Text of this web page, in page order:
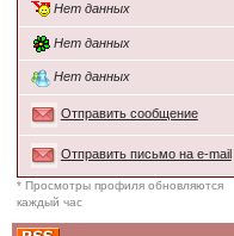
Нет данных
Нет данных
Нет данных
Отправить сообщение
Отправить письмо на e-mail
* Просмотры профиля обновляются
каждый час